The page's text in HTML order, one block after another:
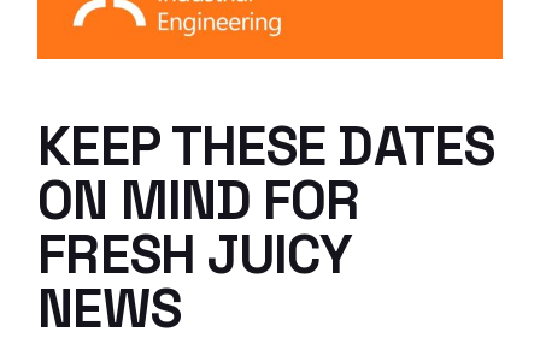
KEEP THESE DATES
ON MIND FOR
FRESH JUICY
NEWS